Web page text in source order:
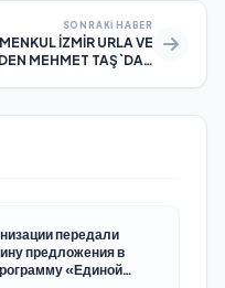
SONRAKI HABER
İZMİR URLA VE
MEHMET TAŞ`DAN
передали
предложения в
«Единой